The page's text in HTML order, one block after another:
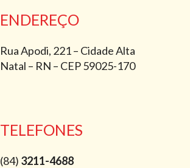
ENDEREÇO
Rua Apodi, 221 – Cidade Alta
Natal – RN – CEP 59025-170
TELEFONES
(84) 3211-4688